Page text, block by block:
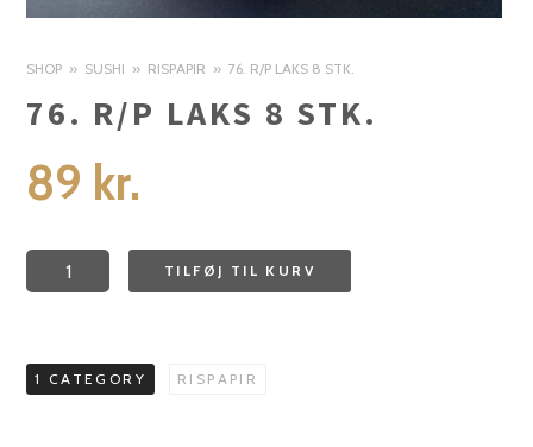
SHOP SUSHI RISPAPIR 76. R/P LAKS 8 STK.
76. R/P LAKS 8 STK.
89 kr.
R/P
8
stk.
TILFØJ TIL KURV
1 CATEGORY RISPAPIR